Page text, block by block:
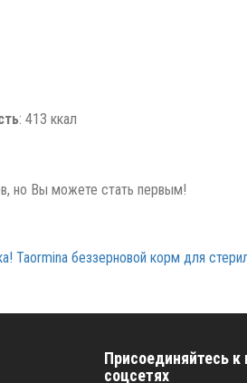
: 413 ккал
но Вы можете стать первым!
Taormina беззерновой корм для
Присоединяйтесь к
соцсетях